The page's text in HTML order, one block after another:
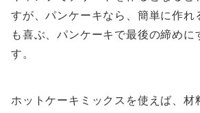
すが、パンケーキなら、簡単に作れ
も喜ぶ、パンケーキで最後の締めに
す。
ホットケーキミックスを使えば、材